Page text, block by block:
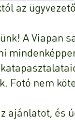
az
A Viapan
Fotó nem
ajánlatot, és